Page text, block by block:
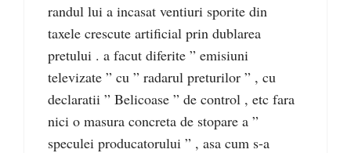
randul lui a incasat ventiuri sporite din
taxele crescute artificial prin dublarea
pretului . a facut diferite ” emisiuni
televizate ” cu ” radarul preturilor ” , cu
declaratii ” Belicoase ” de control , etc fara
nici o masura concreta de stopare a ”
speculei producatorului ” , asa cum s-a